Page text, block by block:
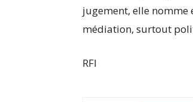
jugement, elle nomme
médiation, surtout
RFI